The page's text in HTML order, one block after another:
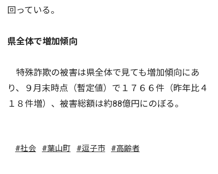
回っている。
県全体で増加傾向
特殊詐欺の被害は県全体で見ても増加傾向にあ
り、９月末時点（暫定値）で１７６６件（昨年比４
１８件増）、被害総額は約88億円にのぼる。
#社会 #葉山町 #逗子市 #高齢者